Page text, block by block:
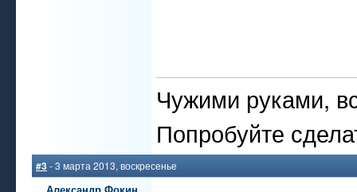
Чужими руками,
Попробуйте
#3- 3 марта 2013, воскресенье